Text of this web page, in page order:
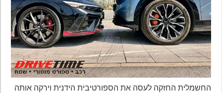
החשמלית החזקה לעסה את הספורטיבית הידנית וירקה אותה